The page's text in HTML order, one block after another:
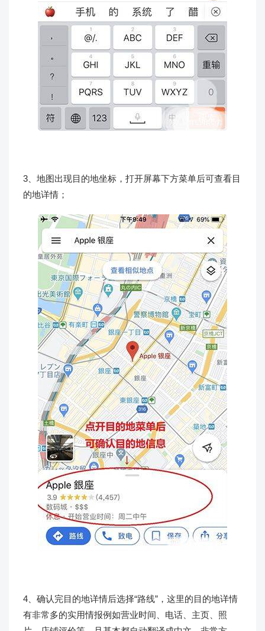
3、地图出现目的地坐标，打开屏幕下方菜单后可查看目
的地详情；
4、确认完目的地详情后选择“路线”，这里的目的地详情
有非常多的实用情报例如营业时间、电话、主页、照